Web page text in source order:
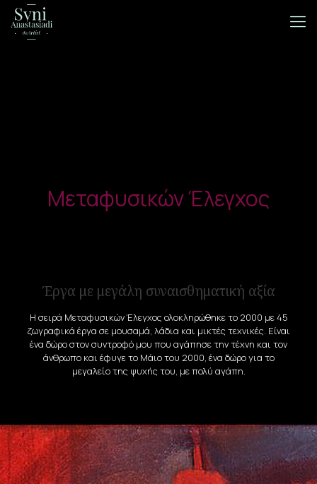
Μεταφυσικών Έλεγχος
Έργα με μεγάλη συναισθηματική αξία
Η σειρά Μεταφυσικών Έλεγχος ολοκληρώθηκε το 2000 με 45
ζωγραφικά έργα σε μουσαμά, λάδια και μικτές τεχνικές. Είναι
ένα δώρο στον συντροφό μου που αγάπησε την τέχνη και τον
άνθρωπο και έφυγε το Μάιο του 2000, ένα δώρο για το
μεγαλείο της ψυχής του, με πολύ αγάπη.